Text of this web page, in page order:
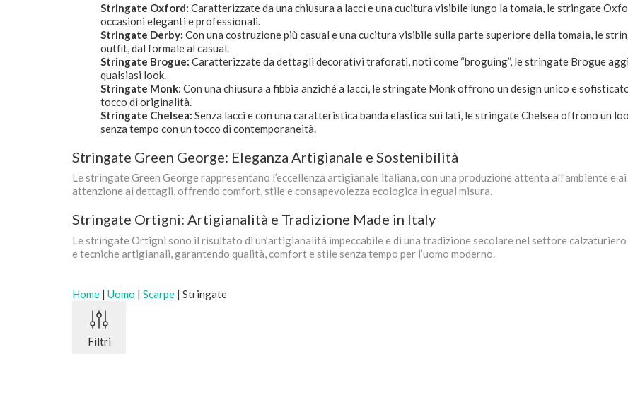
Stringate Oxford: Caratterizzate da una chiusura a lacci e una cucitura visibile lungo la tomaia, le stringate
occasioni eleganti e professionali.
Stringate Derby: Con una costruzione più casual e una cucitura visibile sulla parte superiore della tomaia, le
outfit, dal formale al casual.
Stringate Brogue: Caratterizzate da dettagli decorativi traforati, noti come “broguing”, le stringate Brogue
qualsiasi look.
Stringate Monk: Con una chiusura a fibbia anziché a lacci, le stringate Monk offrono un design unico e
tocco di originalità.
Stringate Chelsea: Senza lacci e con una caratteristica banda elastica sui lati, le stringate Chelsea offrono un
senza tempo con un tocco di contemporaneità.
Stringate Green George: Eleganza Artigianale e Sostenibilità
Le stringate Green George rappresentano l’eccellenza artigianale italiana, con una produzione attenta all’ambiente e
attenzione ai dettagli, offrendo comfort, stile e consapevolezza ecologica in egual misura.
Stringate Ortigni: Artigianalità e Tradizione Made in Italy
Le stringate Ortigni sono il risultato di un’artigianalità impeccabile e di una tradizione secolare nel settore
e tecniche artigianali, garantendo qualità, comfort e stile senza tempo per l’uomo moderno.
Home | Uomo | Scarpe | Stringate
Filtri